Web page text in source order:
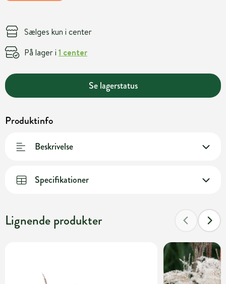
Sælges kun i center
På lager i 1 center
Se lagerstatus
Produktinfo
Beskrivelse
Specifikationer
Lignende produkter